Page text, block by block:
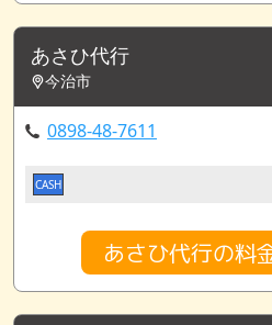
あさひ代行
今治市
0898-48-7611
CASH
あさひ代行の料